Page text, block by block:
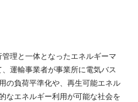
管理と一体となったエネルギーマ
運輸事業者が事業所に電気バス
の負荷平準化や、再生可能エネル
なエネルギー利用が可能な社会を